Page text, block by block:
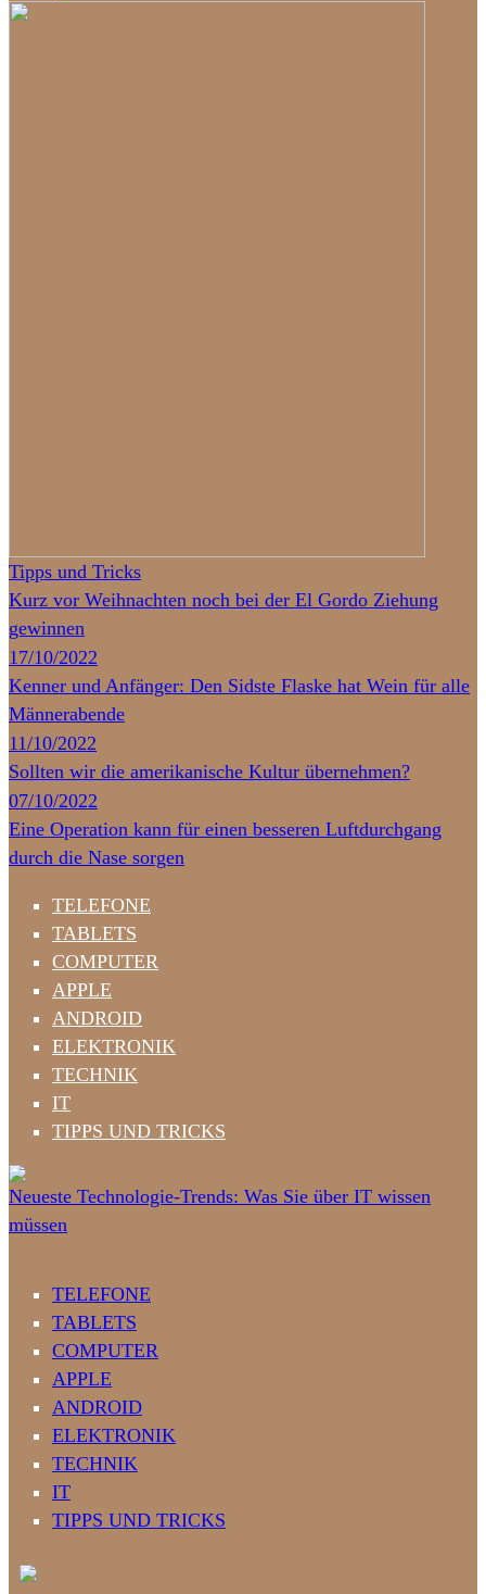
Tipps und Tricks
Kurz vor Weihnachten noch bei der El Gordo Ziehung
gewinnen
17/10/2022
Kenner und Anfänger: Den Sidste Flaske hat Wein für alle
Männerabende
11/10/2022
Sollten wir die amerikanische Kultur übernehmen?
07/10/2022
Eine Operation kann für einen besseren Luftdurchgang
durch die Nase sorgen
TELEFONE
TABLETS
COMPUTER
APPLE
ANDROID
ELEKTRONIK
TECHNIK
IT
TIPPS UND TRICKS
Neueste Technologie-Trends: Was Sie über IT wissen
müssen
TELEFONE
TABLETS
COMPUTER
APPLE
ANDROID
ELEKTRONIK
TECHNIK
IT
TIPPS UND TRICKS